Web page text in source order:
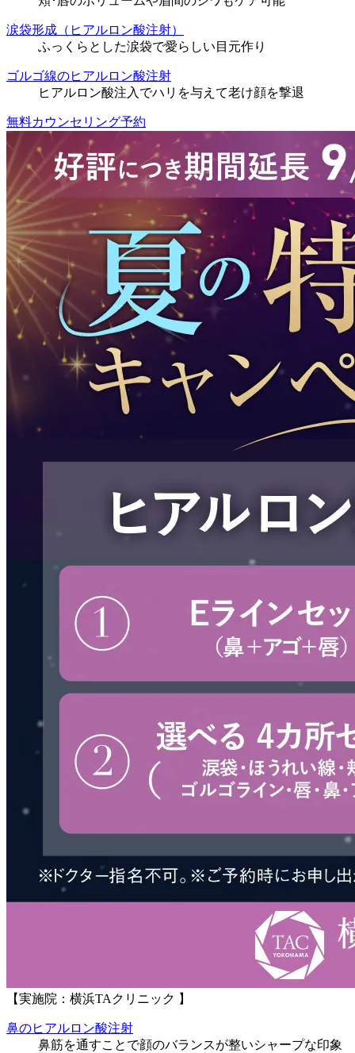
涙袋形成（ヒアルロン酸注射）
ふっくらとした涙袋で愛らしい目元作り
ゴルゴ線のヒアルロン酸注射
ヒアルロン酸注入でハリを与えて老け顔を撃退
無料カウンセリング予約
【実施院：横浜TAクリニック 】
鼻のヒアルロン酸注射
鼻筋を通すことで顔のバランスが整いシャープな印象